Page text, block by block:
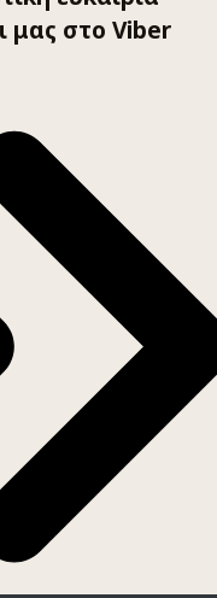
μας στο Viber